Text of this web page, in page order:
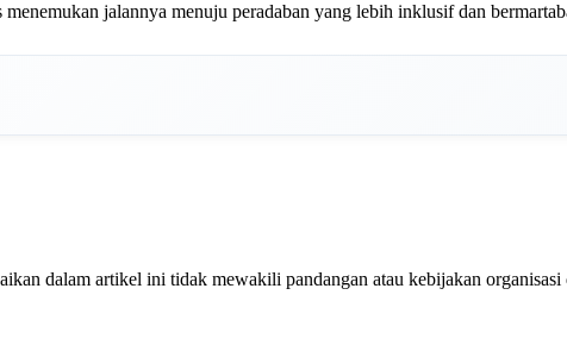
jalannya menuju peradaban yang lebih inklusif dan
dalam artikel ini tidak mewakili pandangan atau kebijakan organisasi